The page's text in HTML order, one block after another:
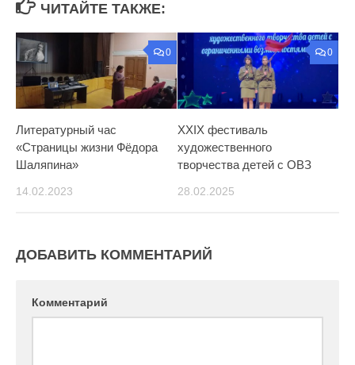
ЧИТАЙТЕ ТАКЖЕ:
0
Литературный час
«Страницы жизни Фёдора
Шаляпина»
14.02.2023
0
XXIX фестиваль
художественного
творчества детей с ОВЗ
28.02.2025
ДОБАВИТЬ КОММЕНТАРИЙ
Комментарий